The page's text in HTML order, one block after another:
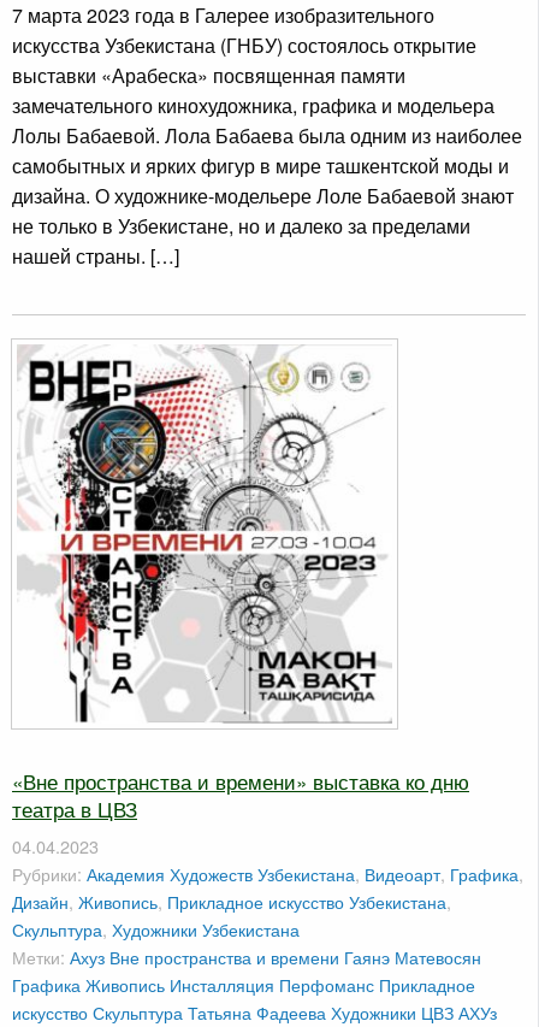
7 марта 2023 года в Галерее изобразительного
искусства Узбекистана (ГНБУ) состоялось открытие
выставки «Арабеска» посвященная памяти
замечательного кинохудожника, графика и модельера
Лолы Бабаевой. Лола Бабаева была одним из наиболее
самобытных и ярких фигур в мире ташкентской моды и
дизайна. О художнике-модельере Лоле Бабаевой знают
не только в Узбекистане, но и далеко за пределами
нашей страны. […]
«Вне пространства и времени» выставка ко дню
театра в ЦВЗ
04.04.2023
Рубрики: Академия Художеств Узбекистана, Видеоарт, Графика,
Дизайн, Живопись, Прикладное искусство Узбекистана,
Скульптура, Художники Узбекистана
Метки: Ахуз Вне пространства и времени Гаянэ Матевосян
Графика Живопись Инсталляция Перфоманс Прикладное
искусствоСкульптура Татьяна Фадеева Художники ЦВЗ АХУз